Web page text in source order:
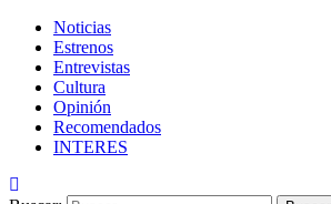
Noticias
Estrenos
Entrevistas
Cultura
Opinión
Recomendados
INTERES